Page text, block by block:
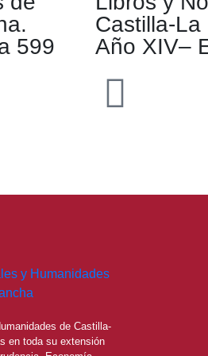
599
Castilla-La
Año XIV–
de Castilla-
en toda su extensión